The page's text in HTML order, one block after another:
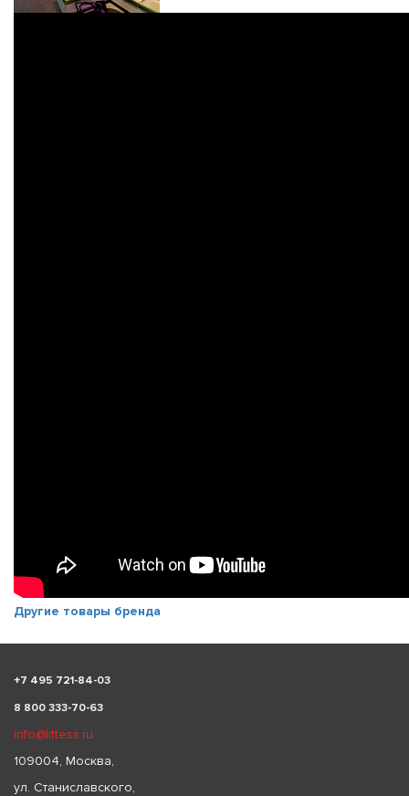
Другие товары бренда
+7 495 721-84-03
8 800 333-70-63
info@littess.ru
109004, Москва,
ул. Станиславского,